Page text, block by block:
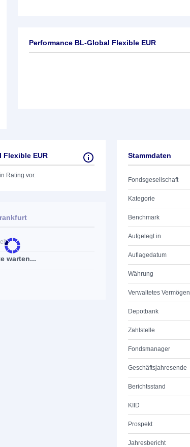
Performance BL-Global Flexible EUR
Flexible EUR
Rating vor.
warten...
Stammdaten
Fondsgesellschaft
Kategorie
Benchmark
Aufgelegt in
Auflagedatum
Währung
Verwaltetes Vermögen
Depotbank
Zahlstelle
Fondsmanager
Geschäftsjahresende
Berichtsstand
KIID
Prospekt
Jahresbericht